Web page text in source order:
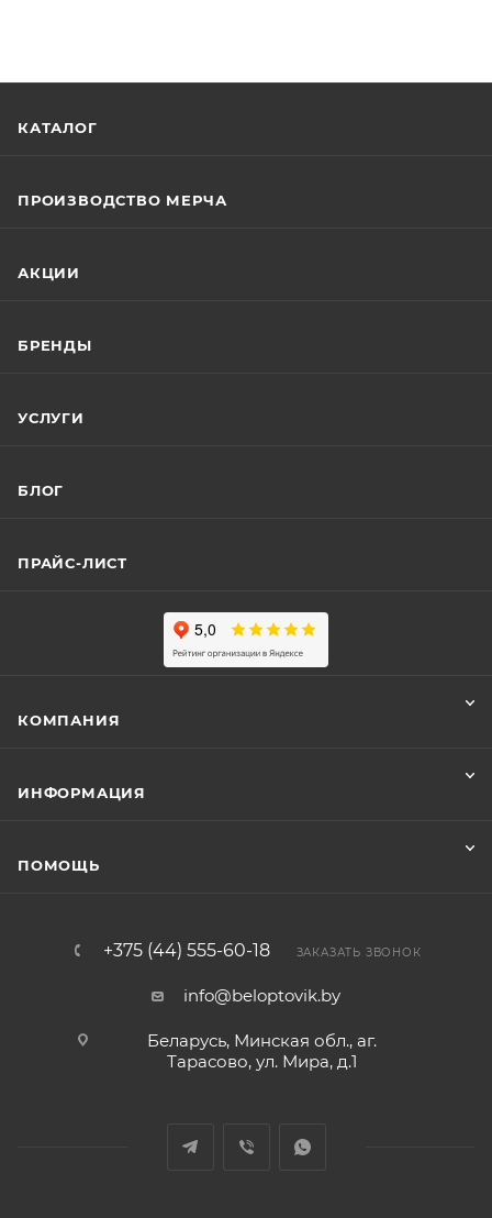
КАТАЛОГ
ПРОИЗВОДСТВО МЕРЧА
АКЦИИ
БРЕНДЫ
УСЛУГИ
БЛОГ
ПРАЙС-ЛИСТ
КОМПАНИЯ
ИНФОРМАЦИЯ
ПОМОЩЬ
+375 (44) 555-60-18 ЗАКАЗАТЬ ЗВОНОК
info@beloptovik.by
Беларусь, Минская обл., аг.
Тарасово, ул. Мира, д.1